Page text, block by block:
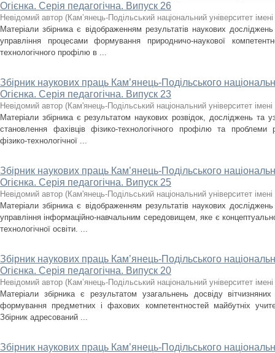
Огієнка. Серія педагогічна. Випуск 26
Невідомий автор (Кам’янець-Подільський національний університет
Матеріали збірника є відображенням результатів наукових
управління процесами формування природничо-наукової
технологічного профілю в ...
Збірник наукових праць Кам’янець-Подільського
Огієнка. Серія педагогічна. Випуск 23
Невідомий автор (Кам'янець-Подільський національний університет імені
Матеріали збірника є результатом наукових розвідок, досліджень та
становлення фахівців фізико-технологічного профілю та проблеми
фізико-технологічної ...
Збірник наукових праць Кам’янець-Подільського
Огієнка. Серія педагогічна. Випуск 25
Невідомий автор (Кам'янець-Подільський національний університет імені
Матеріали збірника є відображенням результатів наукових
управління інформаційно-навчальним середовищем, яке є
технологічної освіти. ...
Збірник наукових праць Кам’янець-Подільського
Огієнка. Серія педагогічна. Випуск 20
Невідомий автор (Кам’янець-Подільський національний університет
Матеріали збірника є результатом узагальнень досвіду
формування предметних і фахових компетентностей майбутніх
Збірник адресований ...
Збірник наукових праць Кам’янець-Подільського